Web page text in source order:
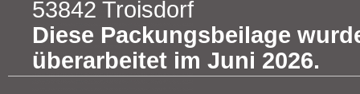
53842 Troisdorf
Diese Packungsbeilage
überarbeitet im Juni 2026.